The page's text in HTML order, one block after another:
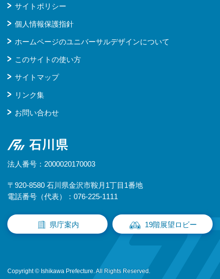
サイトポリシー
個人情報保護指針
ホームページのユニバーサルデザインについて
このサイトの使い方
サイトマップ
リンク集
お問い合わせ
石川県
法人番号：2000020170003
〒920-8580 石川県金沢市鞍月1丁目1番地
電話番号（代表）：076-225-1111
県庁案内 19階展望ロビー
Copyright © Ishikawa Prefecture. All Rights Reserved.